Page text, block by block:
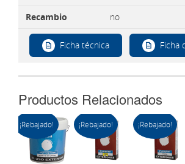
Recambio no
Ficha técnica Ficha
Productos Relacionados
¡Rebajado! ¡Rebajado! ¡Rebajado!